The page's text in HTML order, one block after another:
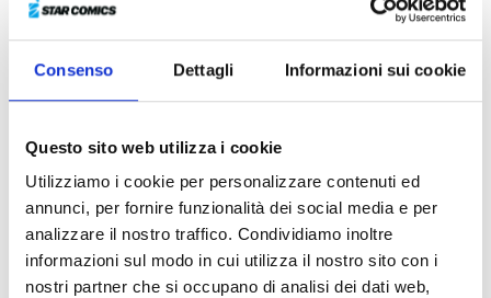
Consenso Dettagli Informazioni sui cookie
Questo sito web utilizza i cookie
Utilizziamo i cookie per personalizzare contenuti ed
annunci, per fornire funzionalità dei social media e per
analizzare il nostro traffico. Condividiamo inoltre
informazioni sul modo in cui utilizza il nostro sito con i
nostri partner che si occupano di analisi dei dati web,
infestano ogni luogo. Nei panni di tre cavalieri magici,
servendosi dell’aiuto dei Mashin, potenti spiriti che
rispondono solo alla magia...
Dopo il prezioso box da collezione che raccoglieva i
tre volumi della serie, ecco a voi il primo numero
dell’iconica opera divenuta un classico del filone maho
shojo (o majokko, che dir si voglia), dove la materia
romantica e sentimentale dei fumetti per ragazze si
intreccia a magia e fantascienza!